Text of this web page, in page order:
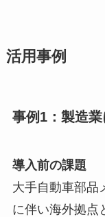
活用事例
事例1：製造
導入前の課題
大手自動車部品
に伴い海外拠点